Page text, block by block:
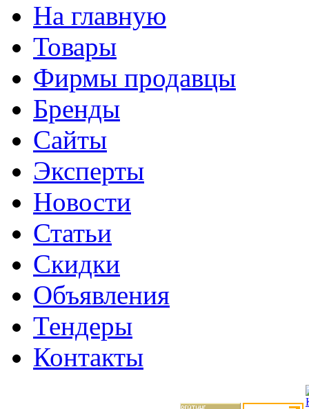
На главную
Товары
Фирмы продавцы
Бренды
Сайты
Эксперты
Новости
Статьи
Скидки
Объявления
Тендеры
Контакты